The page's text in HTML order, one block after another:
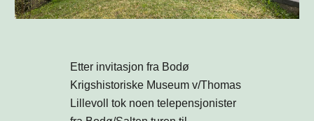
Etter invitasjon fra Bodø
Krigshistoriske Museum v/Thomas
Lillevoll tok noen telepensjonister